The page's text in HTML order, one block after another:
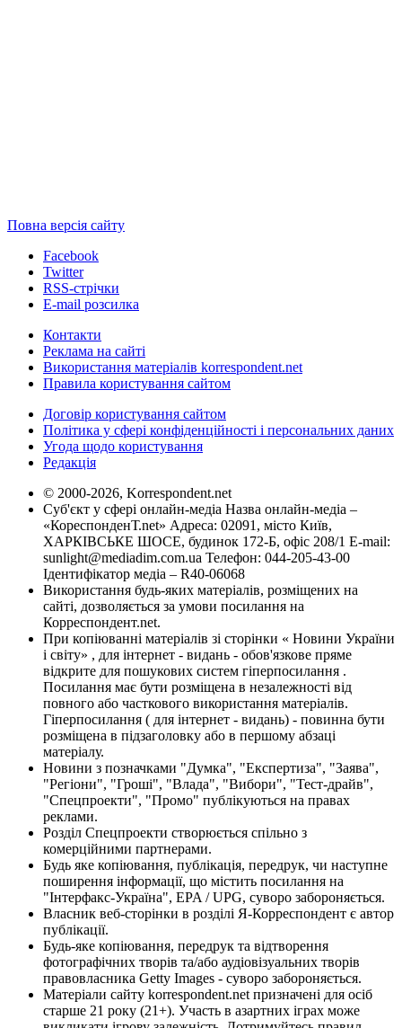
Повна версія сайту
Facebook
Twitter
RSS-стрічки
E-mail розсилка
Контакти
Реклама на сайті
Використання матеріалів korrespondent.net
Правила користування сайтом
Договір користування сайтом
Політика у сфері конфіденційності і персональних даних
Угода щодо користування
Редакція
© 2000-2026, Korrespondent.net
Суб'єкт у сфері онлайн-медіа Назва онлайн-медіа –
«КореспонденТ.net» Адреса: 02091, місто Київ,
ХАРКІВСЬКЕ ШОСЕ, будинок 172-Б, офіс 208/1 E-mail:
sunlight@mediadim.com.ua Телефон: 044-205-43-00
Ідентифікатор медіа – R40-06068
Використання будь-яких матеріалів, розміщених на
сайті, дозволяється за умови посилання на
Корреспондент.net.
При копіюванні матеріалів зі сторінки « Новини України
і світу» , для інтернет - видань - обов'язкове пряме
відкрите для пошукових систем гіперпосилання .
Посилання має бути розміщена в незалежності від
повного або часткового використання матеріалів.
Гіперпосилання ( для інтернет - видань) - повинна бути
розміщена в підзаголовку або в першому абзаці
матеріалу.
Новини з позначками "Думка", "Експертиза", "Заява",
"Регіони", "Гроші", "Влада", "Вибори", "Тест-драйв",
"Спецпроекти", "Промо" публікуються на правах
реклами.
Розділ Спецпроекти створюється спільно з
комерційними партнерами.
Будь яке копіювання, публікація, передрук, чи наступне
поширення інформації, що містить посилання на
"Інтерфакс-Україна", EPA / UPG, суворо забороняється.
Власник веб-сторінки в розділі Я-Корреспондент є автор
публікації.
Будь-яке копіювання, передрук та відтворення
фотографічних творів та/або аудіовізуальних творів
правовласника Getty Images - суворо забороняється.
Матеріали сайту korrespondent.net призначені для осіб
старше 21 року (21+). Участь в азартних іграх може